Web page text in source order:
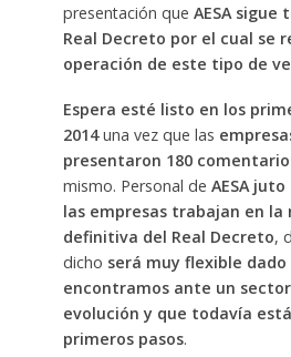
presentación que AESA sigue
Real Decreto por el cual se
operación de este tipo de
Espera esté listo en los
2014una vez que las
presentaron 180
mismo. Personal de AESA
las empresas trabajan en la
definitiva del Real Decreto,
dicho será muy flexible dado
encontramos ante un
evolución y que todavía
primeros pasos.